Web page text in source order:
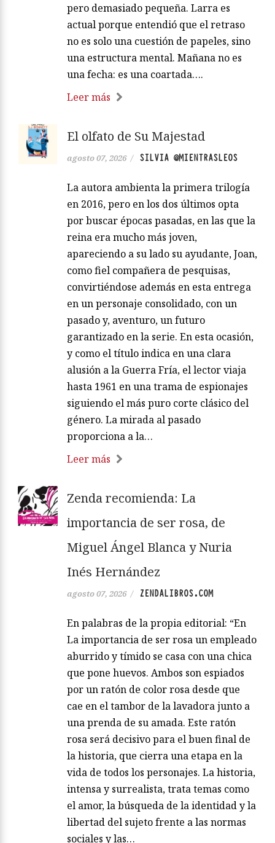
pero demasiado pequeña. Larra es
actual porque entendió que el retraso
no es solo una cuestión de papeles, sino
una estructura mental. Mañana no es
una fecha: es una coartada….
Leer más
El olfato de Su Majestad
agosto 07, 2026 / SILVIA @MIENTRASLEOS
La autora ambienta la primera trilogía
en 2016, pero en los dos últimos opta
por buscar épocas pasadas, en las que la
reina era mucho más joven,
apareciendo a su lado su ayudante, Joan,
como fiel compañera de pesquisas,
convirtiéndose además en esta entrega
en un personaje consolidado, con un
pasado y, aventuro, un futuro
garantizado en la serie. En esta ocasión,
y como el título indica en una clara
alusión a la Guerra Fría, el lector viaja
hasta 1961 en una trama de espionajes
siguiendo el más puro corte clásico del
género. La mirada al pasado
proporciona a la…
Leer más
Zenda recomienda: La
importancia de ser rosa, de
Miguel Ángel Blanca y Nuria
Inés Hernández
agosto 07, 2026 / ZENDALIBROS.COM
En palabras de la propia editorial: “En
La importancia de ser rosa un empleado
aburrido y tímido se casa con una chica
que pone huevos. Ambos son espiados
por un ratón de color rosa desde que
cae en el tambor de la lavadora junto a
una prenda de su amada. Este ratón
rosa será decisivo para el buen final de
la historia, que cierra una etapa en la
vida de todos los personajes. La historia,
intensa y surrealista, trata temas como
el amor, la búsqueda de la identidad y la
libertad del sujeto frente a las normas
sociales y las…